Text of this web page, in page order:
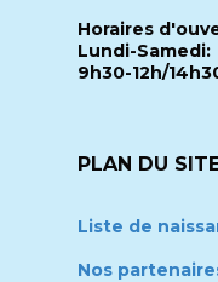
Horaires
Lundi-Samedi:
9h30-12h/
PLAN DU
Liste de
Nos